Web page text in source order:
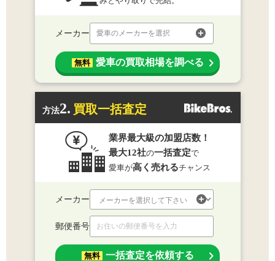
メーカー 愛車のメーカーを選択
無料 愛車の買取相場を調べる
方法2. 買取一括査定
業界最大級の加盟店数！
最大12社の一括査定で
愛車が高く売れるチャンス
メーカー
郵便番号
無料 一括査定を依頼する